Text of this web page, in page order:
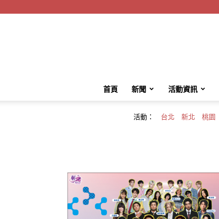
首頁 新聞 活動資訊
活動： 台北 新北 桃園